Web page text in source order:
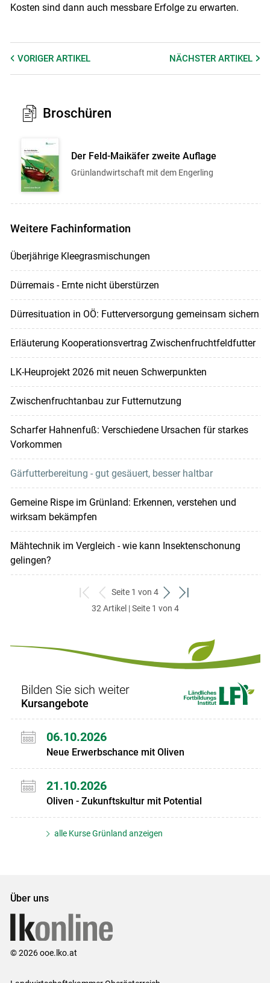
Kosten sind dann auch messbare Erfolge zu erwarten.
VORIGER ARTIKEL NÄCHSTERARTIKEL
Broschüren
Der Feld-Maikäfer zweite Auflage
Grünlandwirtschaft mit dem Engerling
Weitere Fachinformation
Überjährige Kleegrasmischungen
Dürremais - Ernte nicht überstürzen
Dürresituation in OÖ: Futterversorgung gemeinsam sichern
Erläuterung Kooperationsvertrag Zwischenfruchtfeldfutter
LK-Heuprojekt 2026 mit neuen Schwerpunkten
Zwischenfruchtanbau zur Futternutzung
Scharfer Hahnenfuß: Verschiedene Ursachen für starkes
Vorkommen
Gärfutterbereitung - gut gesäuert, besser haltbar
Gemeine Rispe im Grünland: Erkennen, verstehen und
wirksam bekämpfen
Mähtechnik im Vergleich - wie kann Insektenschonung
gelingen?
zum
ersten
zurück
zum
Seite 1 von 4
weiter
zum
zum
32 Artikel | Seite 1 von 4
Bilden Sie sich weiter
Kursangebote
06.10.2026
Neue Erwerbschance mit Oliven
21.10.2026
Oliven - Zukunftskultur mit Potential
alle Kurse Grünland anzeigen
Über uns
© 2026 ooe.lko.at